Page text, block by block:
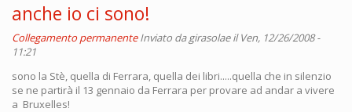
anche io ci sono!
Collegamento permanente Inviato dagirasolaeil Ven, 12/26/2008 -
11:21
sono la Stè, quella di Ferrara, quella dei libri.....quella che in silenzio
se ne partirà il 13 gennaio da Ferrara per provare ad andar a vivere
a Bruxelles!